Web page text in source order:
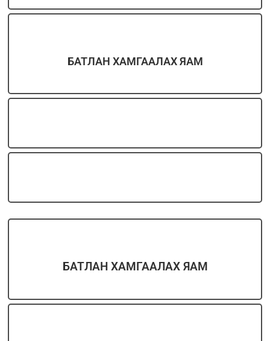
БАТЛАН ХАМГААЛАХ ЯАМ
БАТЛАН ХАМГААЛАХ ЯАМ